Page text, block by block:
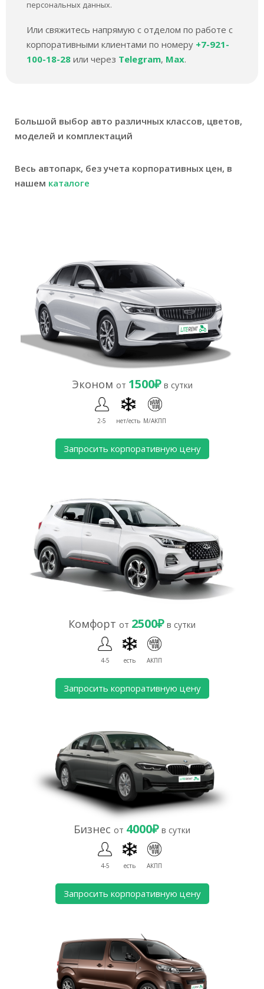
персональных данных.
Или свяжитесь напрямую с отделом по работе с
корпоративными клиентами по номеру +7-921-
100-18-28 или через Telegram, Max.
Большой выбор авто различных классов, цветов,
моделей и комплектаций
Весь автопарк, без учета корпоративных цен, в
нашем каталоге
Эконом от 1500₽в сутки
2-5 нет/есть М/АКПП
Запросить корпоративную цену
Комфорт от 2500₽ в сутки
4-5 есть АКПП
Запросить корпоративную цену
Бизнес от 4000₽ в сутки
4-5 есть АКПП
Запросить корпоративную цену